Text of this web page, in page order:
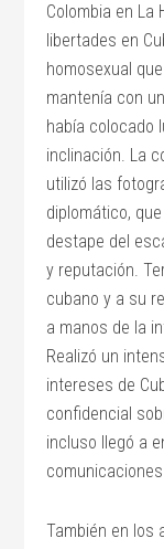
Colombia en La
libertades en
homosexual
mantenía con
había colocado
inclinación. La
utilizó las
diplomático,
destape del
y reputación.
cubano y a su
a manos de la
Realizó un
intereses de
confidencial
incluso llegó a
También en los